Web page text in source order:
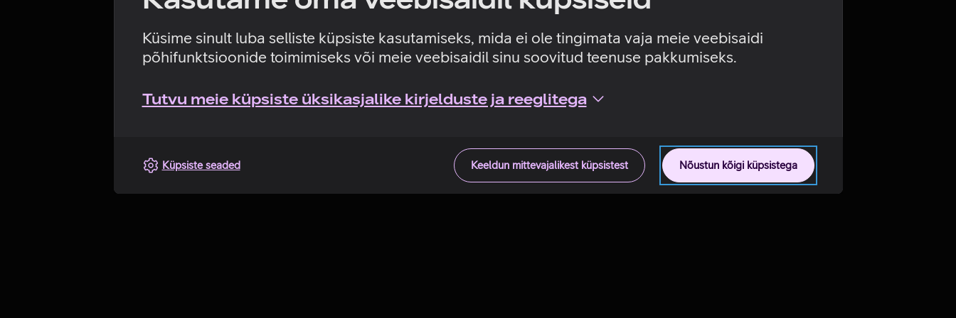
Küsime sinult luba selliste küpsiste kasutamiseks, mida ei ole tingimata vaja meie veebisaidi
põhifunktsioonide toimimiseks või meie veebisaidil sinu soovitud teenuse pakkumiseks.
Tutvu meie küpsiste üksikasjalike kirjelduste ja reeglitega
Nõustun kõigi küpsistega
Keeldun mittevajalikest küpsistest
Küpsiste seaded